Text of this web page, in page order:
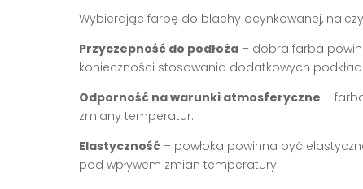
Wybierając farbę do blachy ocynkowanej,
Przyczepność do podłoża – dobra farba
konieczności stosowania dodatkowych
Odporność na warunki atmosferyczne –
zmiany temperatur.
Elastyczność – powłoka powinna być
pod wpływem zmian temperatury.